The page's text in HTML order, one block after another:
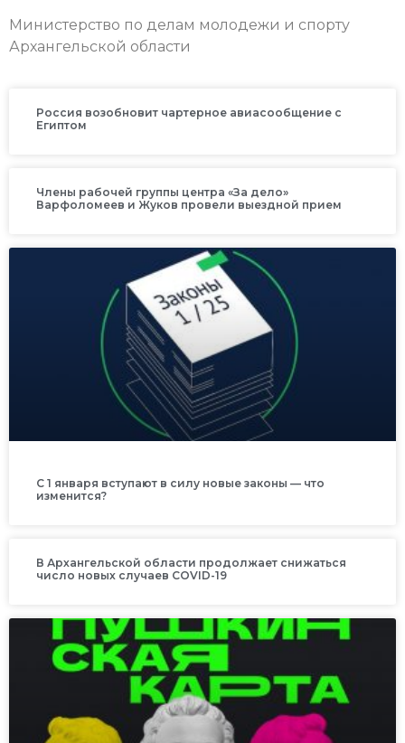
Министерство по делам молодежи и спорту
Архангельской области
Россия возобновит чартерное авиасообщение с
Египтом
Члены рабочей группы центра «За дело»
Варфоломеев и Жуков провели выездной прием
С 1 января вступают в силу новые законы — что
изменится?
В Архангельской области продолжает снижаться
число новых случаев COVID-19